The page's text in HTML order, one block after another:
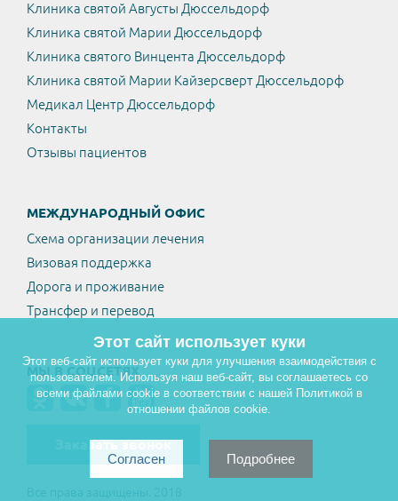
Клиника святой Августы Дюссельдорф
Клиника святой Марии Дюссельдорф
Клиника святого Винцента Дюссельдорф
Клиника святой Марии Кайзерсверт Дюссельдорф
Медикал Центр Дюссельдорф
Контакты
Отзывы пациентов
МЕЖДУНАРОДНЫЙ ОФИС
Схема организации лечения
Визовая поддержка
Дорога и проживание
Трансфер и перевод
МЫ В СОЦСЕТЯХ
Заказать звонок
Все права защищены. 2018
Этот сайт использует куки
Этот веб-сайт использует куки для улучшения взаимодействия с
пользователем. Используя наш веб-сайт, вы соглашаетесь со
всеми файлами cookie в соответствии с нашей Политикой в
отношении файлов cookie.
Согласен Подробнее